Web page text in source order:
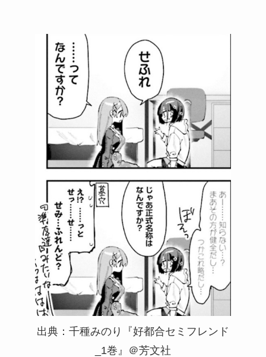
出典：千種みのり『好都合セミフレンド
_1巻』＠芳文社